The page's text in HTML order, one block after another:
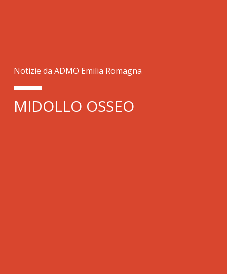
Notizie da ADMO Emilia Romagna
MIDOLLO OSSEO